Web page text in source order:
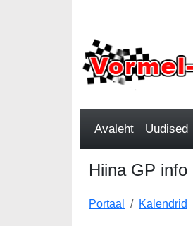
Avaleht Uudised
Hiina GP info
Portaal Kalendrid